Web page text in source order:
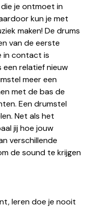
je ontmoet in
kun je met
maken! De drums
van de eerste
in contact is
een relatief nieuw
meer een
met de bas de
Een drumstel
Net als het
jij hoe jouw
verschillende
de sound te krijgen
leren doe je nooit